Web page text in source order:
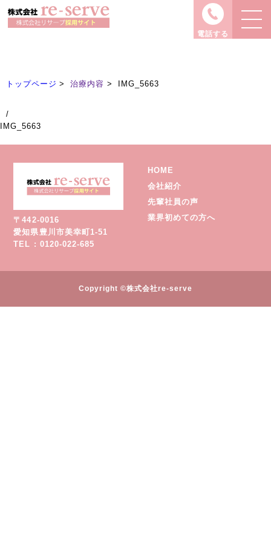
電話する
Treatment
トップページ 治療内容 IMG_5663
/
IMG_5663
〒442-0016
愛知県豊川市美幸町1-51
TEL : 0120-022-685
HOME
会社紹介
先輩社員の声
業界初めての方へ
Copyright ©株式会社re-serve